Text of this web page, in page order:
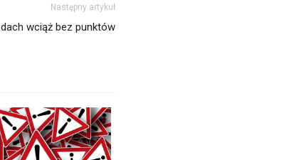
Następny artykuł
wciąż bez punktów